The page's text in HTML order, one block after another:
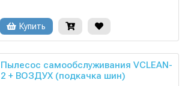
Страна-производитель:
Купить
Пылесос самообслуживания VCLEAN-
2 + ВОЗДУХ (подкачка шин)